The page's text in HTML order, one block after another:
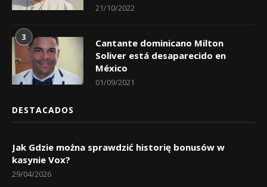
21/10/2022
3
Cantante dominicano Milton
Soliver está desaparecido en
México
01/09/2021
DESTACADOS
Jak Gdzie można sprawdzić historię bonusów w
kasynie Vox?
29/04/2026